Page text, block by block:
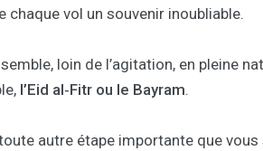
chaque vol un souvenir inoubliable.
loin de l’agitation, en pleine
l’Eid al‑Fitr ou le Bayram.
autre étape importante que